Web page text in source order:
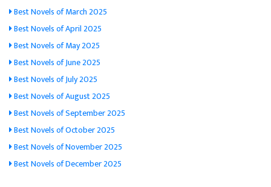
Best Novels of March 2025
Best Novels of April 2025
Best Novels of May 2025
Best Novels of June 2025
Best Novels of July 2025
Best Novels of August 2025
Best Novels of September 2025
Best Novels of October 2025
Best Novels of November 2025
Best Novels of December 2025